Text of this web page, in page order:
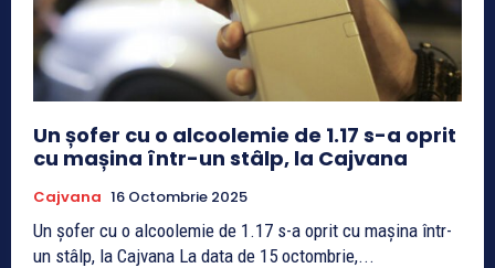
Un șofer cu o alcoolemie de 1.17 s-a oprit
cu mașina într-un stâlp, la Cajvana
Cajvana 16 Octombrie 2025
Un șofer cu o alcoolemie de 1.17 s-a oprit cu mașina într-
un stâlp, la Cajvana La data de 15 octombrie,...